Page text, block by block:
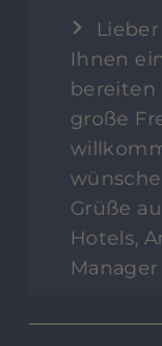
Ihnen
bereiten
große
Grüße
Hotels,
Manager